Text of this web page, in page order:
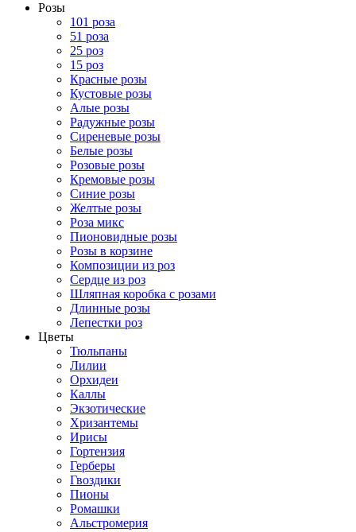
Розы
101 роза
51 роза
25 роз
15 роз
Красные розы
Кустовые розы
Алые розы
Радужные розы
Сиреневые розы
Белые розы
Розовые розы
Кремовые розы
Синие розы
Желтые розы
Роза микс
Пионовидные розы
Розы в корзине
Композиции из роз
Сердце из роз
Шляпная коробка с розами
Длинные розы
Лепестки роз
Цветы
Тюльпаны
Лилии
Орхидеи
Каллы
Экзотические
Хризантемы
Ирисы
Гортензия
Герберы
Гвоздики
Пионы
Ромашки
Альстромерия